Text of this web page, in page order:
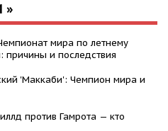
»
мира по летнему
причины и последствия
'Маккаби': Чемпион мира и
против Гамрота — кто